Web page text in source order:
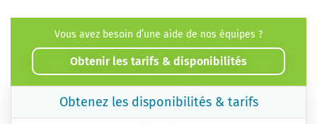
Vous avez besoin d’une aide de nos équipes ?
Obtenir les tarifs & disponibilités
Obtenez les disponibilités & tarifs